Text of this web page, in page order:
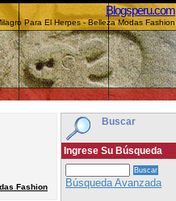
Blogsperu.com
Para El Herpes - Belleza Modas Fashion
Buscar
Ingrese Su Búsqueda
Búsqueda Avanzada
Fashion